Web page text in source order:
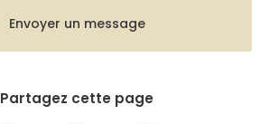
Envoyer un message
Partagez cette page